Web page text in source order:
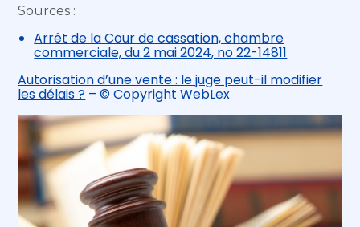
Sources :
Arrêt de la Cour de cassation, chambre
commerciale, du 2 mai 2024, no 22-14811
Autorisation d’une vente : le juge peut-il modifier
les délais ? – © Copyright WebLex